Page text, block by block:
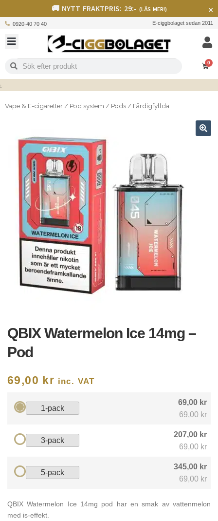
🚚 NYTT FRAKTPRIS: 29:- (LÄS MER!) ×
0920-40 70 40 E-ciggbolaget sedan 2011
0
Vape & E-cigaretter / Pod system / Pods / Färdigfyllda
QBIX Watermelon Ice 14mg –
Pod
69,00 kr inc. VAT
1-pack
69,00 kr
69,00 kr
3-pack
207,00 kr
69,00 kr
5-pack
345,00 kr
69,00 kr
QBIX Watermelon Ice 14mg pod har en smak av vattenmelon
med is-effekt.